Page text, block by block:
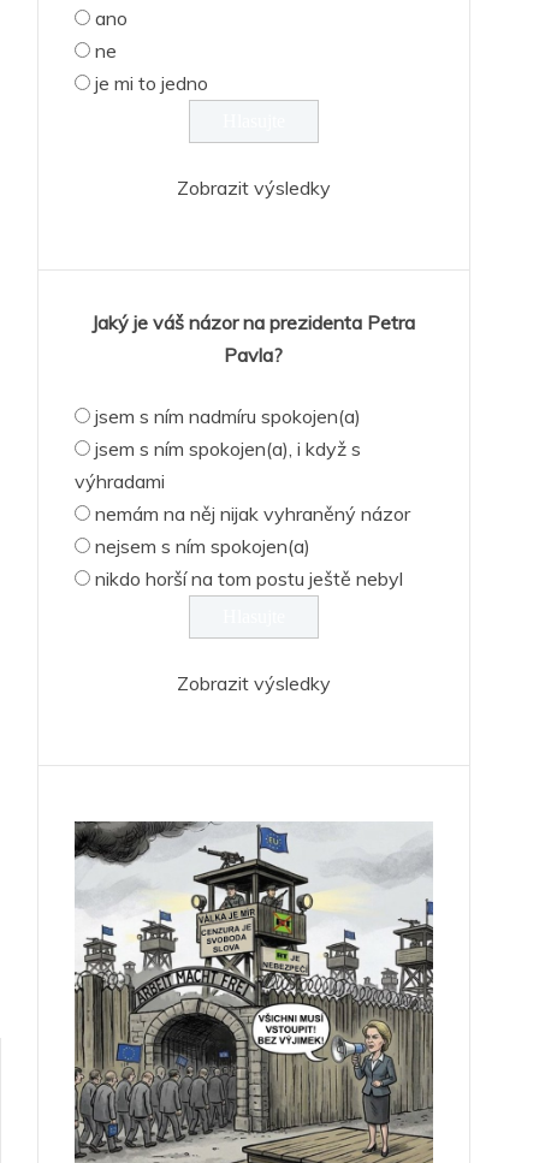
ano
ne
je mi to jedno
Zobrazit výsledky
Jaký je váš názor na prezidenta Petra
Pavla?
jsem s ním nadmíru spokojen(a)
jsem s ním spokojen(a), i když s
výhradami
nemám na něj nijak vyhraněný názor
nejsem s ním spokojen(a)
nikdo horší na tom postu ještě nebyl
Zobrazit výsledky